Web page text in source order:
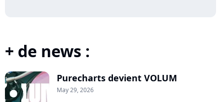
+ de news :
Purecharts devient VOLUM
May 29, 2026